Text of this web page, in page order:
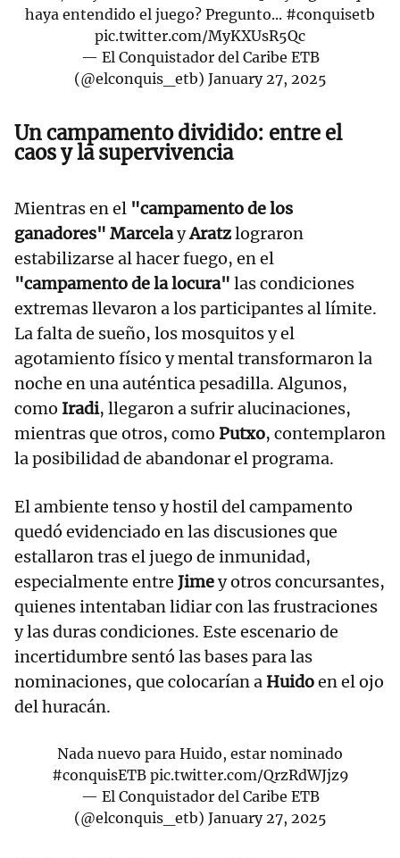
haya entendido el juego? Pregunto... #conquisetb
pic.twitter.com/MyKXUsR5Qc
— El Conquistador del Caribe ETB
(@elconquis_etb) January 27, 2025
Un campamento dividido: entre el
caos y la supervivencia
Mientras en el "campamento de los
ganadores" MarcelayAratzlograron
estabilizarse al hacer fuego, en el
"campamento de la locura" las condiciones
extremas llevaron a los participantes al límite.
La falta de sueño, los mosquitos y el
agotamiento físico y mental transformaron la
noche en una auténtica pesadilla. Algunos,
como Iradi, llegaron a sufrir alucinaciones,
mientras que otros, como Putxo, contemplaron
la posibilidad de abandonar el programa.
El ambiente tenso y hostil del campamento
quedó evidenciado en las discusiones que
estallaron tras el juego de inmunidad,
especialmente entre Jimey otros concursantes,
quienes intentaban lidiar con las frustraciones
y las duras condiciones. Este escenario de
incertidumbre sentó las bases para las
nominaciones, que colocarían a Huidoen el ojo
del huracán.
Nada nuevo para Huido, estar nominado
#conquisETB pic.twitter.com/QrzRdWJjz9
— El Conquistador del Caribe ETB
(@elconquis_etb) January 27, 2025